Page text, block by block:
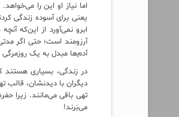
اما نیاز او این را
یعنی برای آسوده زندگی
ابرو نمی‌آورد از این‌که
آرزومند است؛ حتی اگر
آدم‌ها مبدل به یک
در زندگی، بسیاری هستند
دیگران با دیدنشان،
تهی باقی می‌مانند. زیرا
می‌بَرند!